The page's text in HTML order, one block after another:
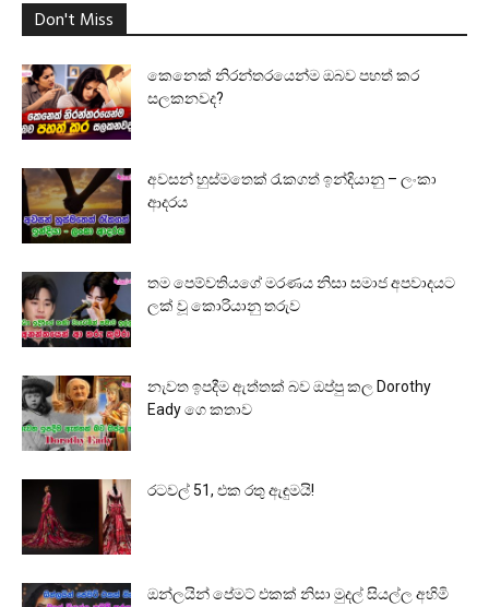
Don't Miss
කෙනෙක් නිරන්තරයෙන්ම ඔබව පහත් කර
සලකනවද?
අවසන් හුස්මතෙක් රැකගත් ඉන්දියානු – ලංකා
ආදරය
තම පෙම්වතියගේ මරණය නිසා සමාජ අපවාදයට
ලක් වූ කොරියානු තරුව
නැවත ඉපදීම ඇත්තක් බව ඔප්පු කල Dorothy
Eady ගෙ කතාව
රටවල් 51, එක රතු ඇඳුමයි!
ඔන්ලයින් පේමට් එකක් නිසා මුදල් සියල්ල අහිමි